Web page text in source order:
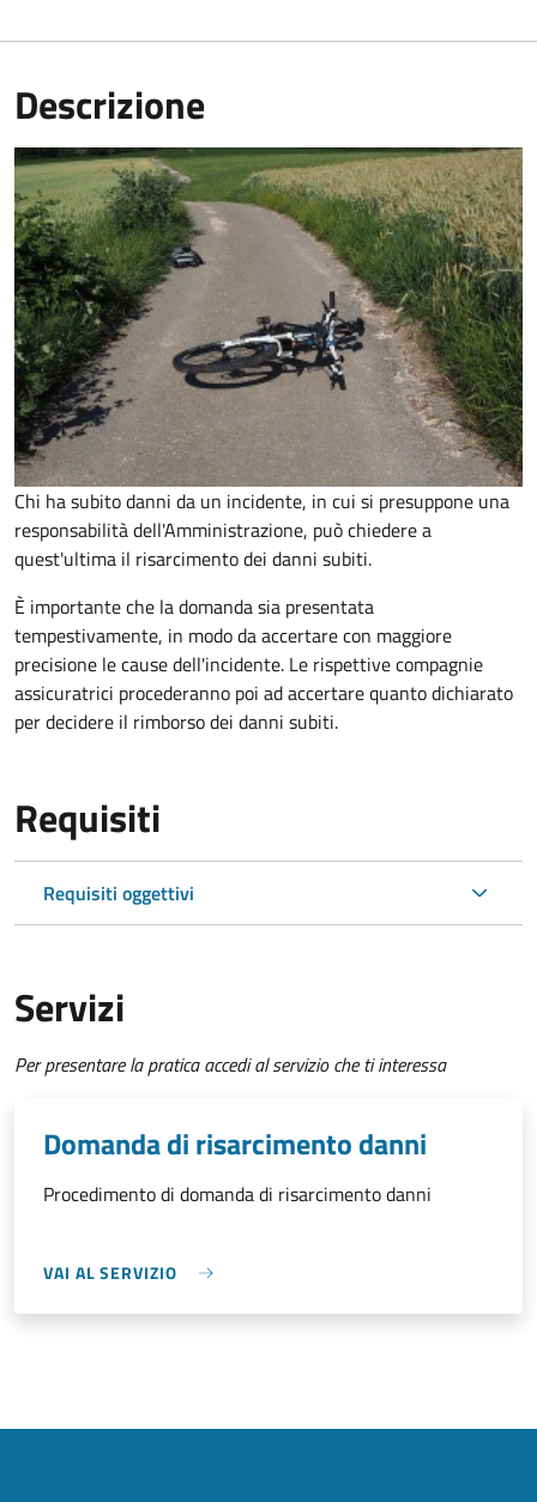
Descrizione
Chi ha subito danni da un incidente, in cui si presuppone una
responsabilità dell'Amministrazione, può chiedere a
quest'ultima il risarcimento dei danni subiti.
È importante che la domanda sia presentata
tempestivamente, in modo da accertare con maggiore
precisione le cause dell'incidente. Le rispettive compagnie
assicuratrici procederanno poi ad accertare quanto dichiarato
per decidere il rimborso dei danni subiti.
Requisiti
Requisiti oggettivi
Servizi
Per presentare la pratica accedi al servizio che ti interessa
Domanda di risarcimento danni
Procedimento di domanda di risarcimento danni
VAI AL SERVIZIO